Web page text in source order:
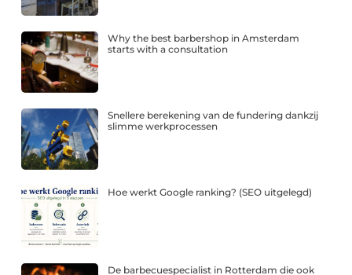
Why the best barbershop in Amsterdam
starts with a consultation
Snellere berekening van de fundering dankzij
slimme werkprocessen
Hoe werkt Google ranking? (SEO uitgelegd)
De barbecuespecialist in Rotterdam die ook